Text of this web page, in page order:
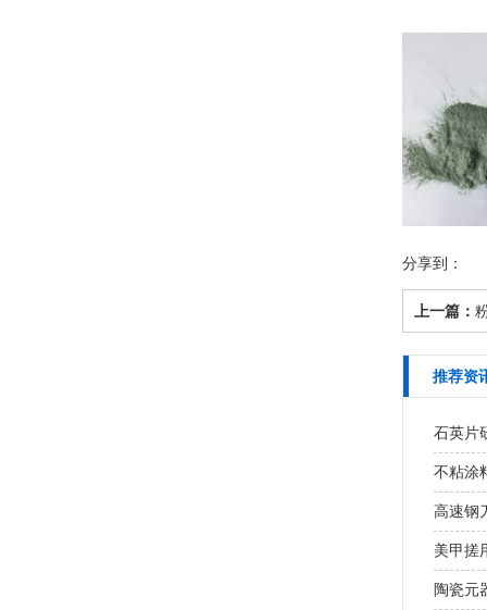
分享到：
上一篇：
推荐资
石英片
不粘涂
高速钢
美甲搓
陶瓷元